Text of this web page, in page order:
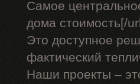
Самое
дома стоимость[/
Это доступное
фактический
Наши проекты –